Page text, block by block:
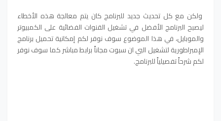
ولكن مع كل تحديث جديد للبرنامج كان يتم معالجة هذه الأخطاء
ليصبح البرنامج الأفضل في تشغيل القنوات الفضائية على الكمبيوتر
والموبايل، في هذا الموضوع سوف نوفر لكم إمكانية تحميل برنامج
الإمبراطورية لتشغيل البي ان سبوت مجاناً برابط مباشر كما سوف نوفر
لكم شرحاً تفصيلياً للبرنامج.